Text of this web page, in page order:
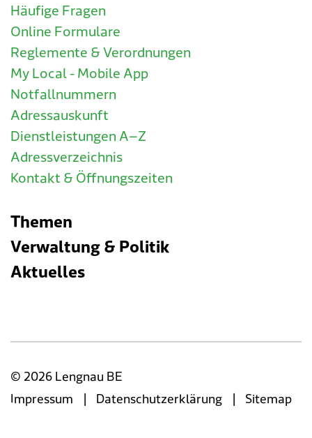
Häufige Fragen
Online Formulare
Reglemente & Verordnungen
My Local - Mobile App
Notfallnummern
Adressauskunft
Dienstleistungen A–Z
Adressverzeichnis
Kontakt & Öffnungszeiten
Themen
Verwaltung & Politik
Aktuelles
© 2026 Lengnau BE
Impressum
| Datenschutzerklärung | Sitemap